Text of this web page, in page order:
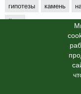
гипотезы
камень
йети
© info-
reCAPTCHA and the